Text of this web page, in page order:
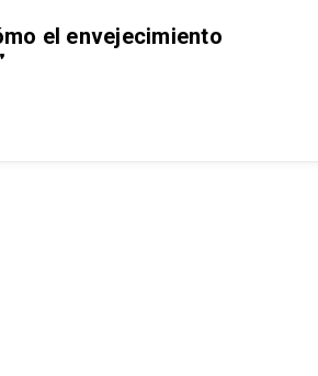
el envejecimiento